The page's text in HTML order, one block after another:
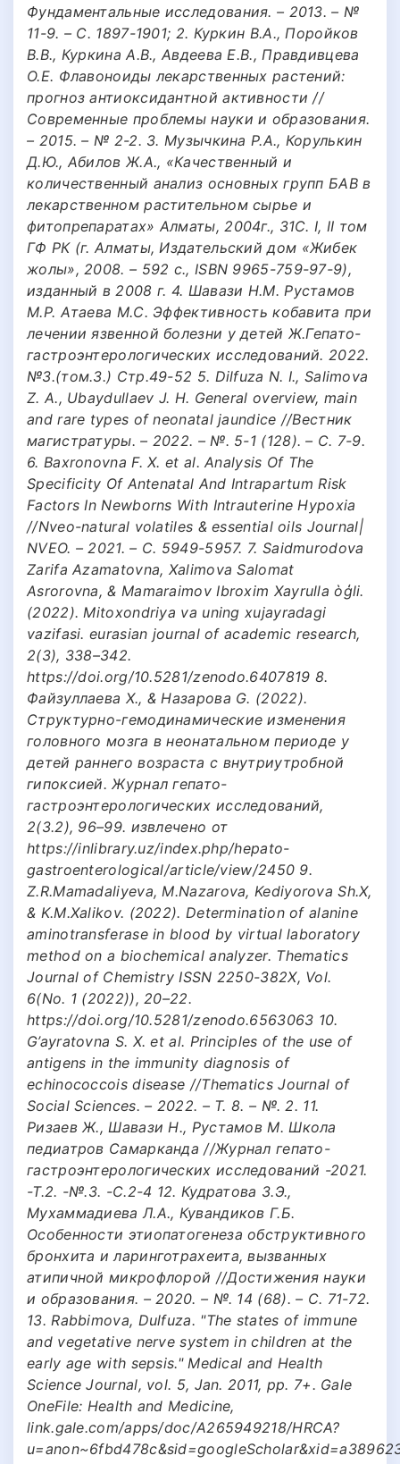
Фундаментальные исследования. – 2013. – №
11-9. – С. 1897-1901; 2. Куркин В.А., Поройков
В.В., Куркина А.В., Авдеева Е.В., Правдивцева
О.Е. Флавоноиды лекарственных растений:
прогноз антиоксидантной активности //
Современные проблемы науки и образования.
– 2015. – № 2-2. 3. Музычкина Р.А., Корулькин
Д.Ю., Абилов Ж.А., «Качественный и
количественный анализ основных групп БАВ в
лекарственном растительном сырье и
фитопрепаратах» Алматы, 2004г., 31С. I, II том
ГФ РК (г. Алматы, Издательский дом «Жибек
жолы», 2008. – 592 с., ISBN 9965-759-97-9),
изданный в 2008 г. 4. Шавази Н.М. Рустамов
М.Р. Атаева М.С. Эффективность кобавита при
лечении язвенной болезни у детей Ж.Гепато-
гастроэнтерологических исследований. 2022.
№3.(том.3.) Стр.49-52 5. Dilfuza N. I., Salimova
Z. A., Ubaydullaev J. H. General overview, main
and rare types of neonatal jaundice //Вестник
магистратуры. – 2022. – №. 5-1 (128). – С. 7-9.
6. Baxronovna F. X. et al. Analysis Of The
Specificity Of Antenatal And Intrapartum Risk
Factors In Newborns With Intrauterine Hypoxia
//Nveo-natural volatiles & essential oils Journal|
NVEO. – 2021. – С. 5949-5957. 7. Saidmurodova
Zarifa Azamatovna, Xalimova Salomat
Asrorovna, & Mamaraimov Ibroxim Xayrulla òģli.
(2022). Mitoxondriya va uning xujayradagi
vazifasi. eurasian journal of academic research,
2(3), 338–342.
https://doi.org/10.5281/zenodo.6407819 8.
Файзуллаева X., & Назарова G. (2022).
Структурно-гемодинамические изменения
головного мозга в неонатальном периоде у
детей раннего возраста с внутриутробной
гипоксией. Журнал гепато-
гастроэнтерологических исследований,
2(3.2), 96–99. извлечено от
https://inlibrary.uz/index.php/hepato-
gastroenterological/article/view/2450 9.
Z.R.Mamadaliyeva, M.Nazarova, Kediyorova Sh.X,
& K.M.Xalikov. (2022). Determination of alanine
aminotransferase in blood by virtual laboratory
method on a biochemical analyzer. Thematics
Journal of Chemistry ISSN 2250-382X, Vol.
6(No. 1 (2022)), 20–22.
https://doi.org/10.5281/zenodo.6563063 10.
G’ayratovna S. X. et al. Principles of the use of
antigens in the immunity diagnosis of
echinococcois disease //Thematics Journal of
Social Sciences. – 2022. – Т. 8. – №. 2. 11.
Ризаев Ж., Шавази Н., Рустамов М. Школа
педиатров Самарканда //Журнал гепато-
гастроэнтерологических исследований -2021.
-Т.2. -№.3. -С.2-4 12. Кудратова З.Э.,
Мухаммадиева Л.А., Кувандиков Г.Б.
Особенности этиопатогенеза обструктивного
бронхита и ларинготрахеита, вызванных
атипичной микрофлорой //Достижения науки
и образования. – 2020. – №. 14 (68). – С. 71-72.
13. Rabbimova, Dulfuza. "The states of immune
and vegetative nerve system in children at the
early age with sepsis." Medical and Health
Science Journal, vol. 5, Jan. 2011, pp. 7+. Gale
OneFile: Health and Medicine,
link.gale.com/apps/doc/A265949218/HRCA?